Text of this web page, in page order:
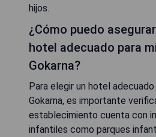
hijos.
¿Cómo puedo
hotel adecuado para
Gokarna?
Para elegir un hotel
Gokarna, es importante
establecimiento cuenta con
infantiles como parques